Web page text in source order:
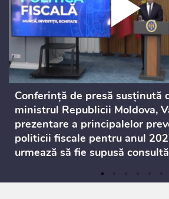
Conferință de presă susținută
ministrul Republicii Moldova,
prezentare a principalelor
politicii fiscale pentru anul
urmează să fie supusă